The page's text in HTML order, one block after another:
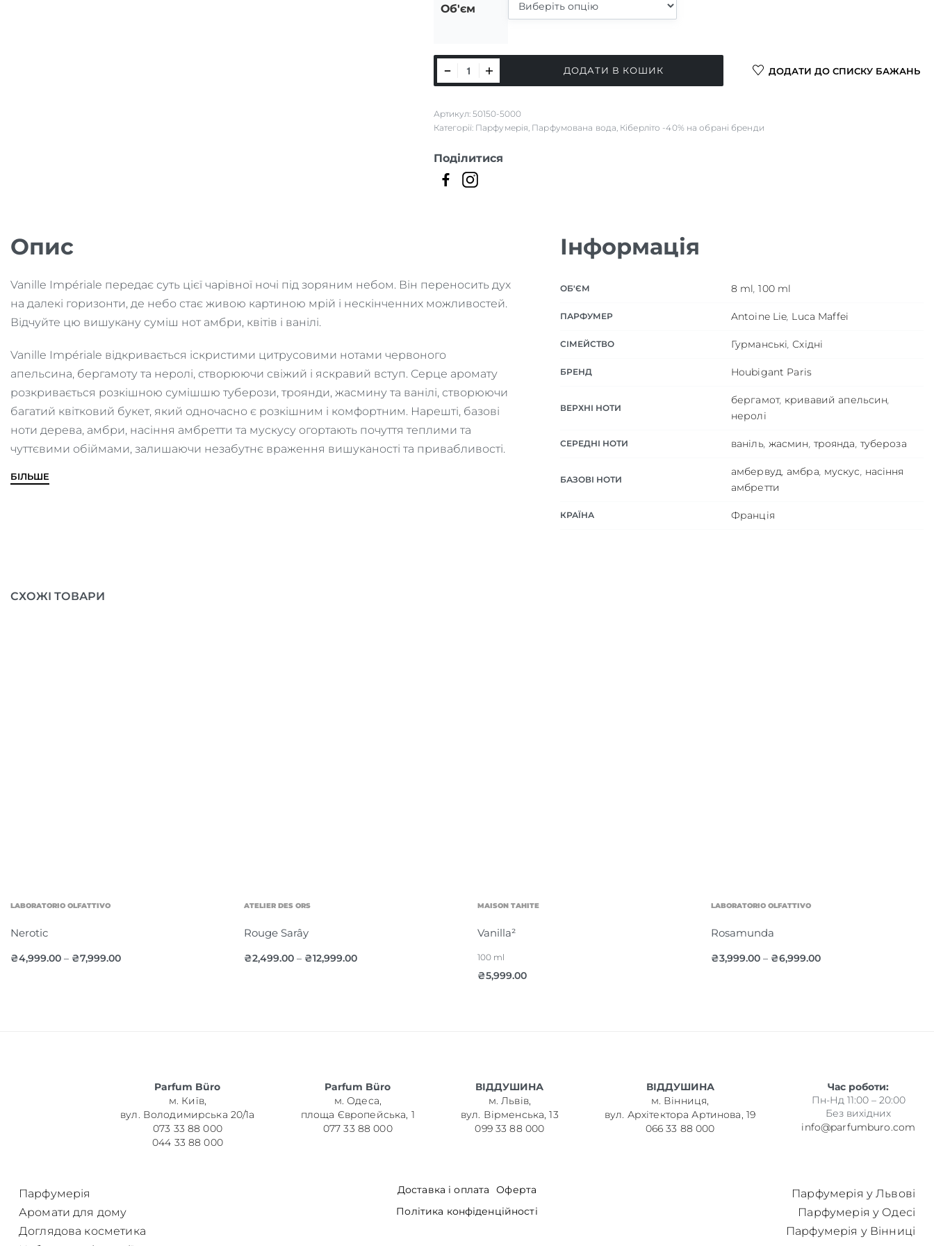
Об'єм
Vanille
Imperiale
ДОДАТИ В КОШИК ДОДАТИ ДО СПИСКУ БАЖАНЬ
Артикул: 50150-5000
Категорії: Парфумерія, Парфумована вода, Кіберліто -40% на обрані бренди
Поділитися
Опис
Vanille Impériale передає суть цієї чарівної ночі під зоряним небом. Він переносить дух
на далекі горизонти, де небо стає живою картиною мрій і нескінченних можливостей.
Відчуйте цю вишукану суміш нот амбри, квітів і ванілі.
Vanille Impériale відкривається іскристими цитрусовими нотами червоного
апельсина, бергамоту та неролі, створюючи свіжий і яскравий вступ. Серце аромату
розкривається розкішною сумішшю туберози, троянди, жасмину та ванілі, створюючи
багатий квітковий букет, який одночасно є розкішним і комфортним. Нарешті, базові
ноти дерева, амбри, насіння амбретти та мускусу огортають почуття теплими та
чуттєвими обіймами, залишаючи незабутнє враження вишуканості та привабливості.
БІЛЬШЕ
Інформація
ОБ'ЄМ 8 ml,100 ml
ПАРФУМЕР Antoine Lie, Luca Maffei
СІМЕЙСТВО Гурманські, Східні
БРЕНД Houbigant Paris
ВЕРХНІ НОТИ
бергамот, кривавий апельсин,
неролі
СЕРЕДНІ НОТИ ваніль, жасмин, троянда, тубероза
БАЗОВІ НОТИ
амбервуд, амбра, мускус, насіння
амбретти
КРАЇНА Франція
СХОЖІ ТОВАРИ
LABORATORIO OLFATTIVO
Nerotic
₴4,999.00 – ₴7,999.00
ATELIER DES ORS
Rouge Sarây
₴2,499.00 – ₴12,999.00
MAISON TAHITE
Vanilla²
100 ml
₴5,999.00
LABORATORIO OLFATTIVO
Rosamunda
₴3,999.00 – ₴6,999.00
Parfum Büro
м. Київ,
вул. Володимирська 20/1а
073 33 88 000
044 33 88 000
Parfum Büro
м. Одеса,
площа Європейська, 1
077 33 88 000
ВІДДУШИНА
м. Львів,
вул. Вірменська, 13
099 33 88 000
ВІДДУШИНА
м. Вінниця,
вул. Архітектора Артинова, 19
066 33 88 000
Час роботи:
Пн-Нд 11:00 – 20:00
Без вихідних
info@parfumburo.com
Парфумерія
Аромати для дому
Доглядова косметика
Доставка і оплата
Оферта
Політика конфіденційності
Парфумерія у Львові
Парфумерія у Одесі
Парфумерія у Вінниці